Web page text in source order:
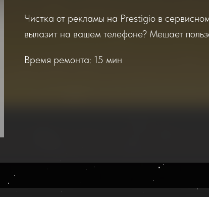
Чистка от рекламы на Prestigio в
вылазит на вашем телефоне? Мешает
Время ремонта: 15 мин